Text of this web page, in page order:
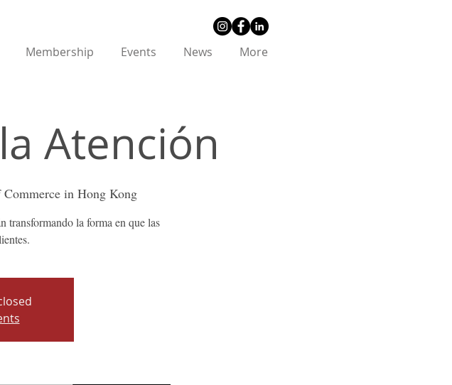
Membership Events News More
Atención
Commerce in Hong Kong
transformando la forma en que las